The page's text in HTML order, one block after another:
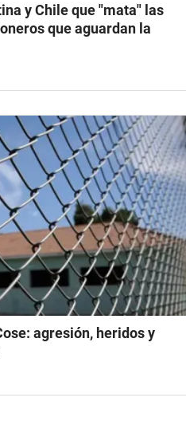
y Chile que "mata" las
que aguardan la
agresión, heridos y